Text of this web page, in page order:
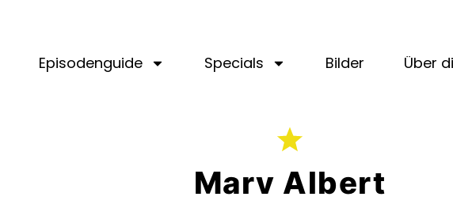
Episodenguide Specials Bilder Über
Marv Albert